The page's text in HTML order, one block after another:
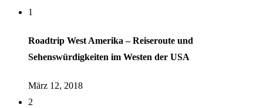
1
Roadtrip West Amerika – Reiseroute und
Sehenswürdigkeiten im Westen der USA
März 12, 2018
2